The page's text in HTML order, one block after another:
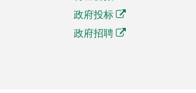
政府投标
政府招聘